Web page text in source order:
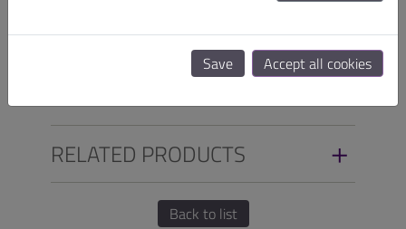
SPECIFICATIONS
RELATED PRODUCTS
Back to list
Save Accept all cookies